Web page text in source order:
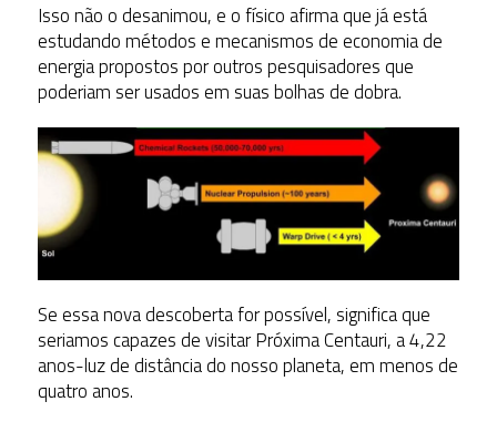
Isso não o desanimou, e o físico afirma que já está
estudando métodos e mecanismos de economia de
energia propostos por outros pesquisadores que
poderiam ser usados em suas bolhas de dobra.
Se essa nova descoberta for possível, significa que
seriamos capazes de visitar Próxima Centauri, a 4,22
anos-luz de distância do nosso planeta, em menos de
quatro anos.